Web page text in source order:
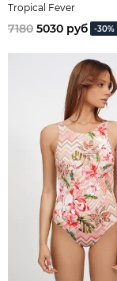
Tropical Fever
7180 5030 руб -30%